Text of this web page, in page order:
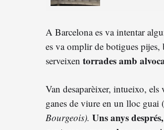
A Barcelona es va intentar
es va omplir de botigues
serveixen torrades amb
Van desaparèixer, intueixo, els
ganes de viure en un lloc guai
Bourgeois). Uns anys